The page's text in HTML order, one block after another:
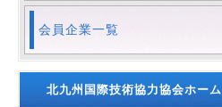
会員企業一覧
北九州国際技術協力協会ホーム